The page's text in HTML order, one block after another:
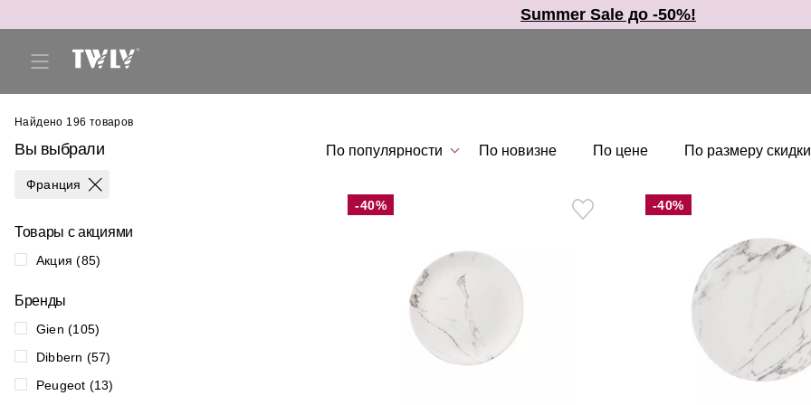
Summer Sale до -50%!
Найдено 196 товаров
Вы выбрали
Франция
Товары с акциями
Акция (85)
Бренды
Gien (105)
Dibbern (57)
Peugeot (13)
По популярности По новизне По цене По размеру скидки
-40% -40%